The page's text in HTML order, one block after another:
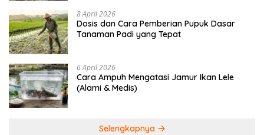
8 April 2026
Dosis dan Cara Pemberian Pupuk Dasar
Tanaman Padi yang Tepat
6 April 2026
Cara Ampuh Mengatasi Jamur Ikan Lele
(Alami & Medis)
Selengkapnya